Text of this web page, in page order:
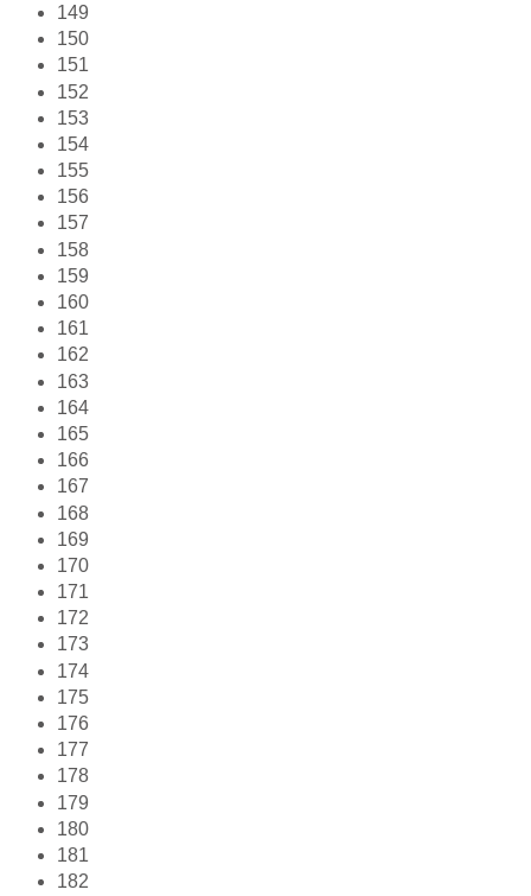
149
150
151
152
153
154
155
156
157
158
159
160
161
162
163
164
165
166
167
168
169
170
171
172
173
174
175
176
177
178
179
180
181
182